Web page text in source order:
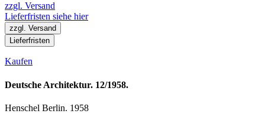
zzgl. Versand
Lieferfristen siehe hier
zzgl. Versand
Lieferfristen
Kaufen
Deutsche Architektur. 12/1958.
Henschel Berlin. 1958